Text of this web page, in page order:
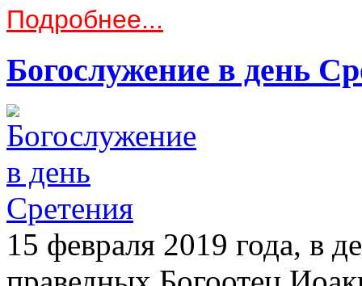
Подробнее...
Богослужение в день
15 февраля 2019 года, в